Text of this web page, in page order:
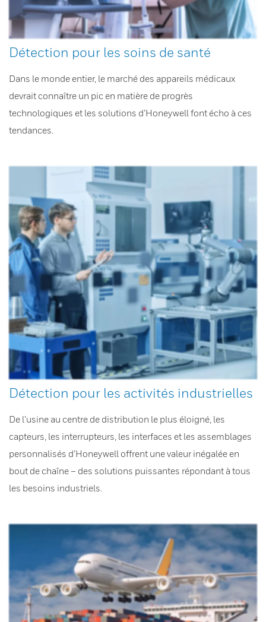
Détection pour les soins de santé
Dans le monde entier, le marché des appareils médicaux
devrait connaître un pic en matière de progrès
technologiques et les solutions d’Honeywell font écho à ces
tendances.
Détection pour les activités industrielles
De l’usine au centre de distribution le plus éloigné, les
capteurs, les interrupteurs, les interfaces et les assemblages
personnalisés d’Honeywell offrent une valeur inégalée en
bout de chaîne – des solutions puissantes répondant à tous
les besoins industriels.